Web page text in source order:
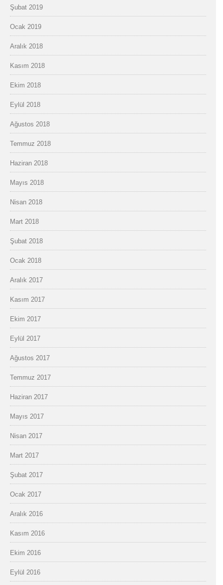
Şubat 2019
Ocak 2019
Aralık 2018
Kasım 2018
Ekim 2018
Eylül 2018
Ağustos 2018
Temmuz 2018
Haziran 2018
Mayıs 2018
Nisan 2018
Mart 2018
Şubat 2018
Ocak 2018
Aralık 2017
Kasım 2017
Ekim 2017
Eylül 2017
Ağustos 2017
Temmuz 2017
Haziran 2017
Mayıs 2017
Nisan 2017
Mart 2017
Şubat 2017
Ocak 2017
Aralık 2016
Kasım 2016
Ekim 2016
Eylül 2016